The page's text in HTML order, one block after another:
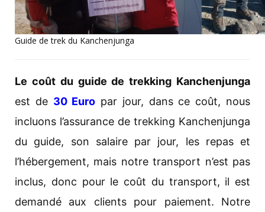
Guide de trek du Kanchenjunga
Le coût du guide de trekking Kanchenjunga
est de 30 Euro par jour, dans ce coût, nous
incluons l’assurance de trekking Kanchenjunga
du guide, son salaire par jour, les repas et
l’hébergement, mais notre transport n’est pas
inclus, donc pour le coût du transport, il est
demandé aux clients pour paiement. Notre